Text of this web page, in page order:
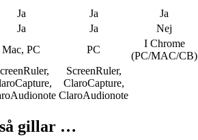
Ja Ja
Ja
Ja Ja
Nej
Mac, PC PC
I Chrome
(PC/MAC/CB)
ScreenRuler,
ClaroCapture,
ClaroAudionote
gillar …